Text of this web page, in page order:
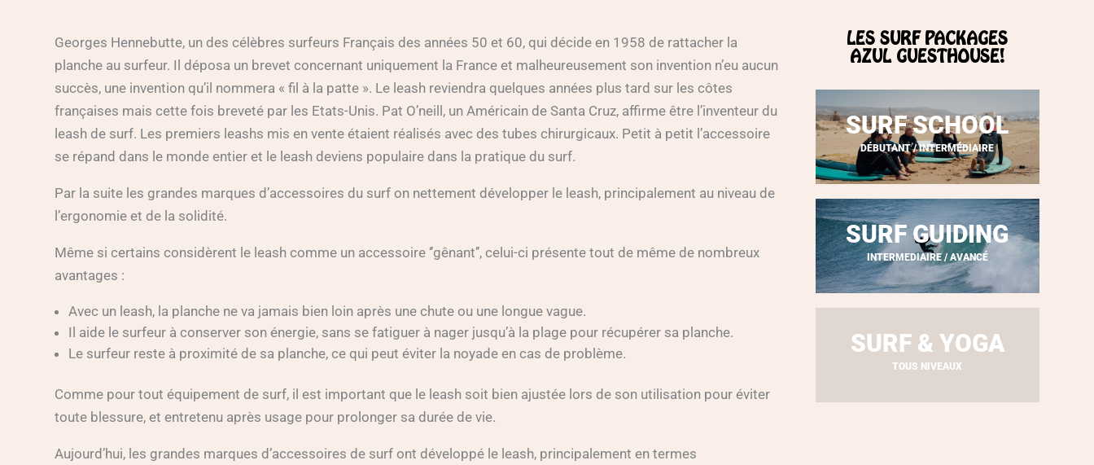
Georges Hennebutte, un des célèbres surfeurs Français des années 50 et 60, qui décide en 1958 de rattacher la
planche au surfeur. Il déposa un brevet concernant uniquement la France et malheureusement son invention n’eu aucun
succès, une invention qu’il nommera « fil à la patte ». Le leash reviendra quelques années plus tard sur les côtes
françaises mais cette fois breveté par les Etats-Unis. Pat O’neill, un Américain de Santa Cruz, affirme être l’inventeur du
leash de surf. Les premiers leashs mis en vente étaient réalisés avec des tubes chirurgicaux. Petit à petit l’accessoire
se répand dans le monde entier et le leash deviens populaire dans la pratique du surf.
Par la suite les grandes marques d’accessoires du surf on nettement développer le leash, principalement au niveau de
l’ergonomie et de la solidité.
Même si certains considèrent le leash comme un accessoire ‘’gênant’’, celui-ci présente tout de même de nombreux
avantages :
Avec un leash, la planche ne va jamais bien loin après une chute ou une longue vague.
Il aide le surfeur à conserver son énergie, sans se fatiguer à nager jusqu’à la plage pour récupérer sa planche.
Le surfeur reste à proximité de sa planche, ce qui peut éviter la noyade en cas de problème.
Comme pour tout équipement de surf, il est important que le leash soit bien ajustée lors de son utilisation pour éviter
toute blessure, et entretenu après usage pour prolonger sa durée de vie.
Aujourd’hui, les grandes marques d’accessoires de surf ont développé le leash, principalement en termes
LES SURF PACKAGES
AZUL GUESTHOUSE!
SURF SCHOOL
DÉBUTANT / INTERMÉDIAIRE
SURF GUIDING
INTERMEDIAIRE / AVANCÉ
SURF & YOGA
TOUS NIVEAUX